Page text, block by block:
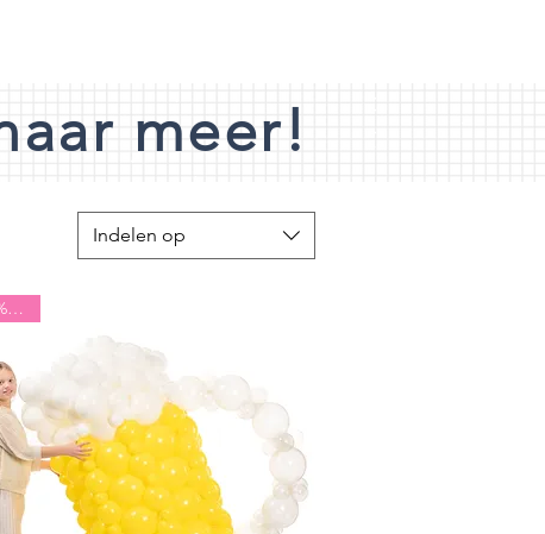
meer!
Indelen op
100 % lucht